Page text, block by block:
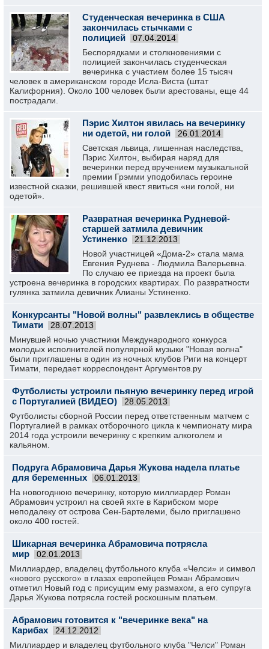
Студенческая вечеринка в США
закончилась стычками с
полицией
07.04.2014
Беспорядками и столкновениями с
полицией закончилась студенческая
вечеринка с участием более 15 тысяч
человек в американском городе Исла-Виста (штат
Калифорния). Около 100 человек были арестованы, еще 44
пострадали.
Пэрис Хилтон явилась на вечеринку
ни одетой, ни голой
26.01.2014
Светская львица, лишенная наследства,
Пэрис Хилтон, выбирая наряд для
вечеринки перед вручением музыкальной
премии Грэмми уподобилась героине
известной сказки, решившей квест явиться «ни голой, ни
одетой».
Развратная вечеринка Рудневой-
старшей затмила девичник
Устиненко
21.12.2013
Новой участницей «Дома-2» стала мама
Евгения Руднева - Людмила Валерьевна.
По случаю ее приезда на проект была
устроена вечеринка в городских квартирах. По развратности
гулянка затмила девичник Алианы Устиненко.
Конкурсанты "Новой волны" развлеклись в обществе
Тимати
28.07.2013
Минувшей ночью участники Международного конкурса
молодых исполнителей популярной музыки "Новая волна"
были приглашены в один из ночных клубов Риги на концерт
Тимати, передает корреспондент Аргументов.ру
Футболисты устроили пьяную вечеринку перед игрой
с Португалией (ВИДЕО)
28.05.2013
Футболисты сборной России перед ответственным матчем с
Португалией в рамках отборочного цикла к чемпионату мира
2014 года устроили вечеринку с крепким алкоголем и
кальяном.
Подруга Абрамовича Дарья Жукова надела платье
для беременных
06.01.2013
На новогоднюю вечеринку, которую миллиардер Роман
Абрамович устроил на своей яхте в Карибском море
неподалеку от острова Сен-Бартелеми, было приглашено
около 400 гостей.
Шикарная вечеринка Абрамовича потрясла
мир
02.01.2013
Миллиардер, владелец футбольного клуба «Челси» и символ
«нового русского» в глазах европейцев Роман Абрамович
отметил Новый год с присущим ему размахом, а его супруга
Дарья Жукова потрясла гостей роскошным платьем.
Абрамович готовится к "вечеринке века" на
Карибах
24.12.2012
Миллиардер и владелец футбольного клуба "Челси" Роман